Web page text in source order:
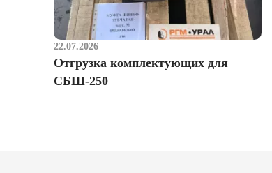
22.07.2026
Отгрузка комплектующих для
СБШ-250